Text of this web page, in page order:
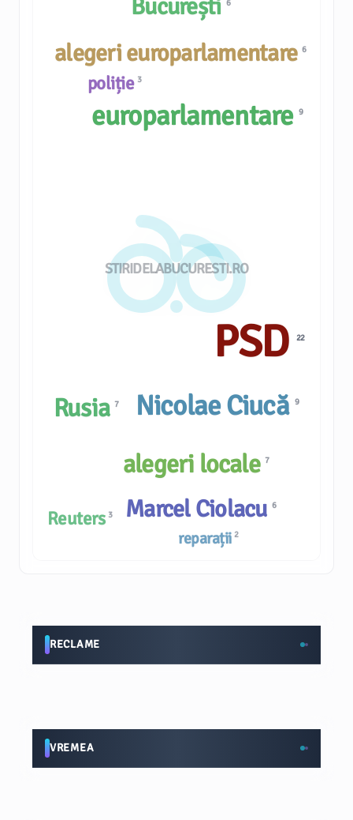
STIRIDELABUCURESTI.RO
Nicolae Ciucă 9
reparații 2
alegeri europarlamentare6
Marcel Ciolacu 6
București 6
alegeri locale 7
europarlamentare9
Rusia7
Reuters 3
poliție 3
PSD22
RECLAME
VREMEA